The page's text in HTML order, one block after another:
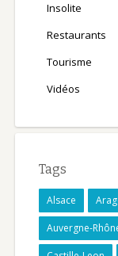
Insolite
Restaurants
Tourisme
Vidéos
Tags
Alsace
Auvergne-